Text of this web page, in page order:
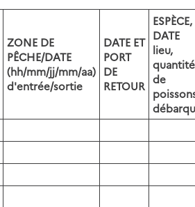
ZONE DE
PÊCHE/DATE
(hh/mm/jj/mm/aa)
d'entrée/sortie
DATE ET
PORT
DE
RETOUR
ESPÈCE,
DATE
lieu,
quantité
de